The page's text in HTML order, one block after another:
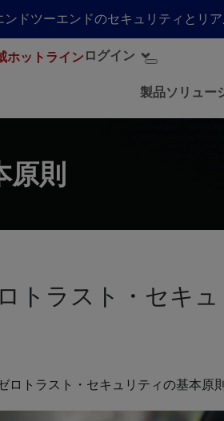
ドツーエンドのセキュリティとリ
ホットライン ログイン
製品ソリュー
則
トラスト・セキ
トラスト・セキュリティの基本原